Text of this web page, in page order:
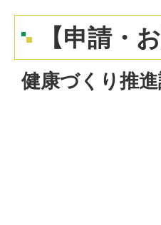
【申請・
健康づくり推